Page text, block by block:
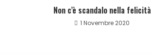
Non c’è scandalo nella felicità
1 Novembre 2020